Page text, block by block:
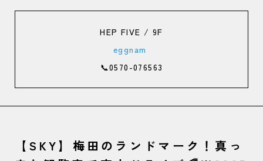
HEP FIVE / 9F
eggnam
📞0570-076563
【SKY】梅田のランドマーク！真っ